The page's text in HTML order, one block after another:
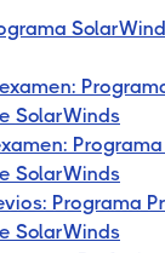
SolarWinds
SolarWinds
Programa
SolarWinds